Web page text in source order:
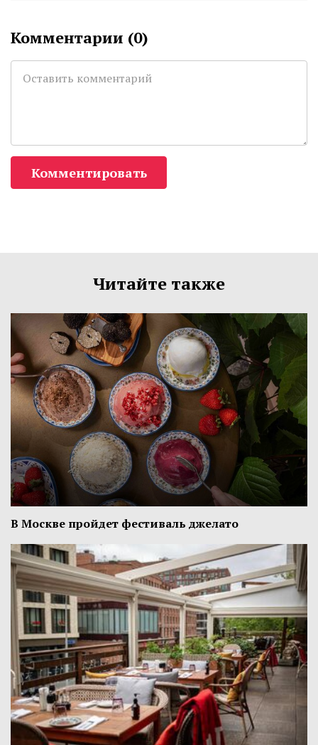
Комментарии (0)
Комментировать
Читайте также
В Москве пройдет фестиваль джелато